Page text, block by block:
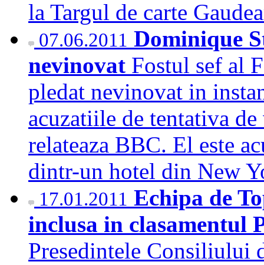
la Targul de carte
07.06.2011 Dominique
nevinovat Fostul sef al
pledat nevinovat in
acuzatiile de tentativa
relateaza BBC. El este
dintr-un hotel din New
17.01.2011 Echipa de
inclusa in clasamentul
Presedintele Consiliului